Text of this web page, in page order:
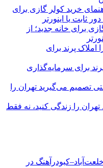
خرید کولر گازی برای
ثابت یا اینورتر
برای خانه جدید؛ از
املاک پرند برای
برای سرمایه‌گذاری
تصمیم می‌گیرید تهران را
را زندگی کنید، نه فقط
خلعت‌آباد–کبودرآهنگ در